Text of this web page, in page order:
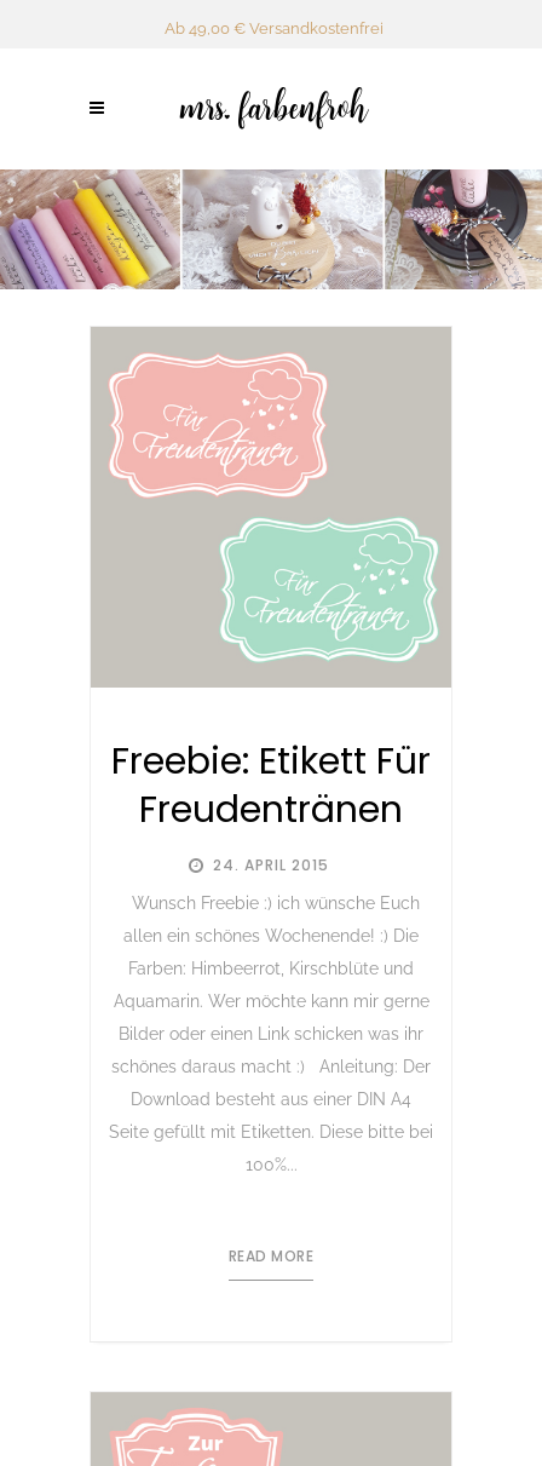
Ab 49,00 € Versandkostenfrei
24. APRIL 2015
Freebie: Etikett Für
Freudentränen
Wunsch Freebie :) ich wünsche Euch
allen ein schönes Wochenende! :) Die
Farben: Himbeerrot, Kirschblüte und
Aquamarin. Wer möchte kann mir gerne
Bilder oder einen Link schicken was ihr
schönes daraus macht :) Anleitung: Der
Download besteht aus einer DIN A4
Seite gefüllt mit Etiketten. Diese bitte bei
100%...
READ MORE